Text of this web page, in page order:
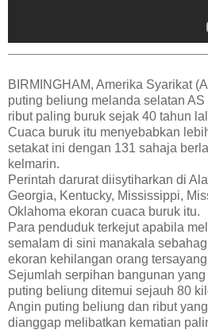
BIRMINGHAM, Amerika Syarikat
puting beliung melanda selatan
ribut paling buruk sejak 40 tahun
Cuaca buruk itu menyebabkan
setakat ini dengan 131 sahaja
kelmarin.
Perintah darurat diisytiharkan di
Georgia, Kentucky, Mississippi,
Oklahoma ekoran cuaca buruk itu.
Para penduduk terkejut apabila
semalam di sini manakala
ekoran kehilangan orang
Sejumlah serpihan bangunan
puting beliung ditemui sejauh 80
Angin puting beliung dan ribut
dianggap melibatkan kematian